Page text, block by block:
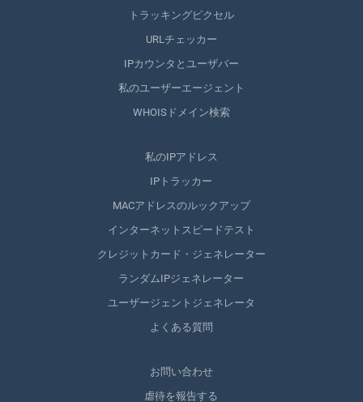
トラッキングピクセル
URLチェッカー
IPカウンタとユーザバー
私のユーザーエージェント
WHOISドメイン検索
私のIPアドレス
IPトラッカー
MACアドレスのルックアップ
インターネットスピードテスト
クレジットカード・ジェネレーター
ランダムIPジェネレーター
ユーザージェントジェネレータ
よくある質問
お問い合わせ
虐待を報告する